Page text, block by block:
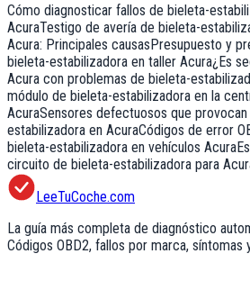
Cómo diagnosticar fallos de bieleta-
AcuraTestigo de avería de bieleta-
Acura: Principales causasPresupuesto y
bieleta-estabilizadora en taller Acura¿Es
Acura con problemas de bieleta-
módulo de bieleta-estabilizadora en la
AcuraSensores defectuosos que
estabilizadora en AcuraCódigos de error
bieleta-estabilizadora en vehículos Acura
circuito de bieleta-estabilizadora para
LeeTuCoche.com
La guía más completa de diagnóstico
Códigos OBD2, fallos por marca, síntomas